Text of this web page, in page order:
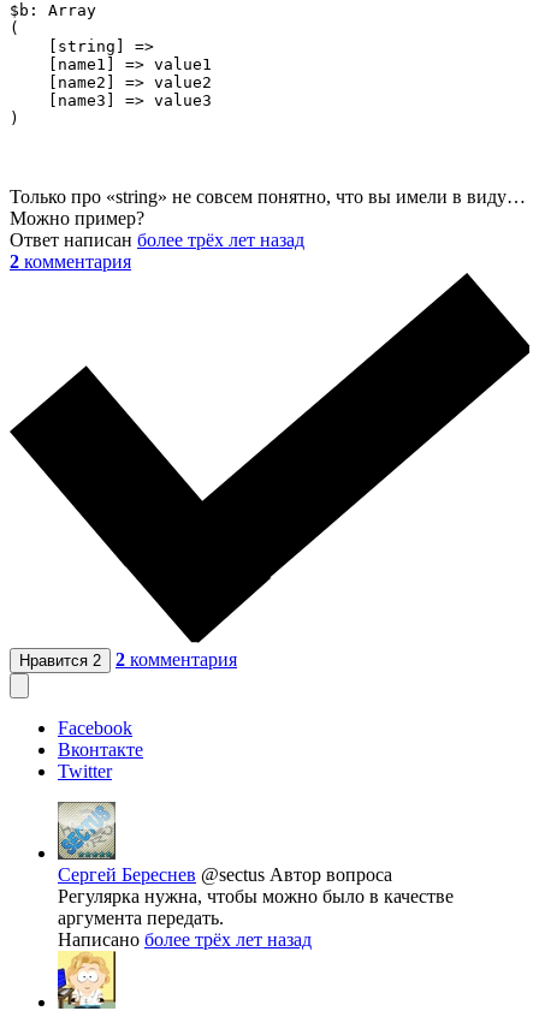
$b: Array
(
    [string] =>
    [name1] => value1
    [name2] => value2
    [name3] => value3
)
Только про «string» не совсем понятно, что вы имели в виду…
Можно пример?
Ответ написан более трёх лет назад
2 комментария
Нравится 2 2 комментария
Facebook
Вконтакте
Twitter
Сергей Береснев @sectus Автор вопроса
Регулярка нужна, чтобы можно было в качестве
аргумента передать.
Написано более трёх лет назад